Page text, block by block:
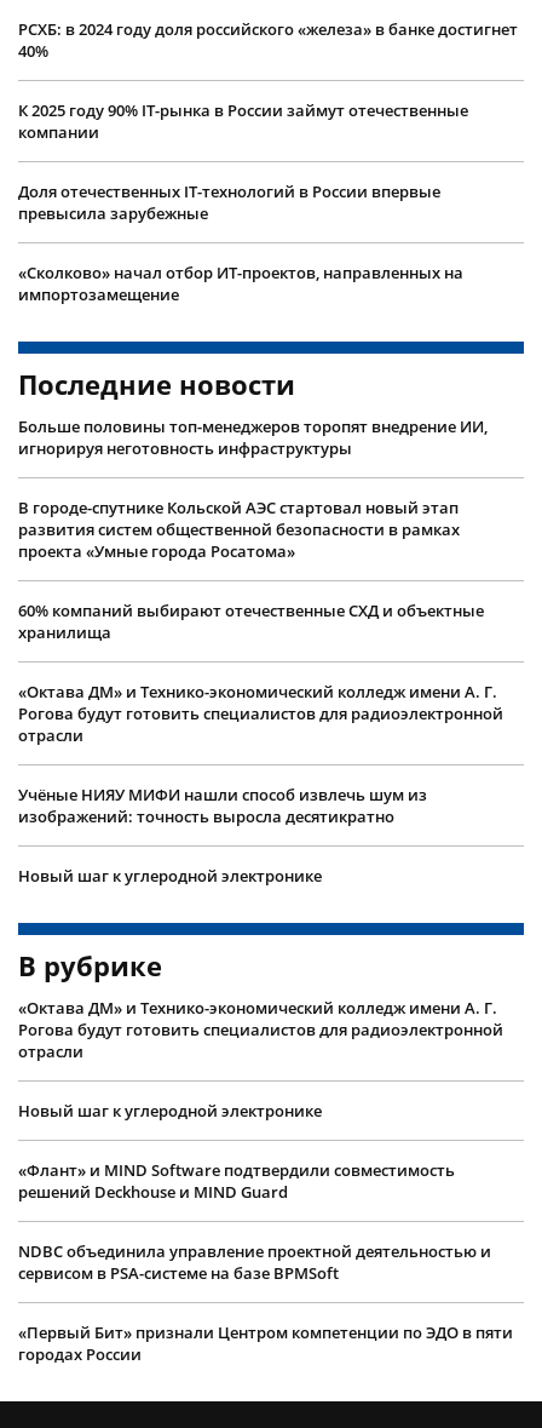
РСХБ: в 2024 году доля российского «железа» в банке достигнет
40%
К 2025 году 90% IT-рынка в России займут отечественные
компании
Доля отечественных IT-технологий в России впервые
превысила зарубежные
«Сколково» начал отбор ИТ-проектов, направленных на
импортозамещение
Последние новости
Больше половины топ-менеджеров торопят внедрение ИИ,
игнорируя неготовность инфраструктуры
В городе-спутнике Кольской АЭС стартовал новый этап
развития систем общественной безопасности в рамках
проекта «Умные города Росатома»
60% компаний выбирают отечественные СХД и объектные
хранилища
«Октава ДМ» и Технико-экономический колледж имени А. Г.
Рогова будут готовить специалистов для радиоэлектронной
отрасли
Учëные НИЯУ МИФИ нашли способ извлечь шум из
изображений: точность выросла десятикратно
Новый шаг к углеродной электронике
В рубрике
«Октава ДМ» и Технико-экономический колледж имени А. Г.
Рогова будут готовить специалистов для радиоэлектронной
отрасли
Новый шаг к углеродной электронике
«Флант» и MIND Software подтвердили совместимость
решений Deckhouse и MIND Guard
NDBC объединила управление проектной деятельностью и
сервисом в PSA-системе на базе BPMSoft
«Первый Бит» признали Центром компетенции по ЭДО в пяти
городах России